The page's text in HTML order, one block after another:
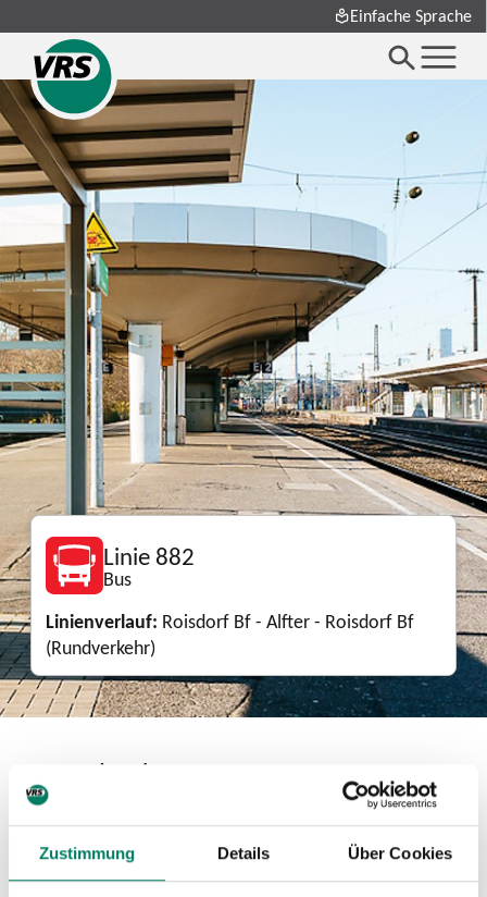
Zustimmung Details Über Cookies
Einfache Sprache
Linie 882
Bus
Linienverlauf: Roisdorf Bf - Alfter - Roisdorf Bf
(Rundverkehr)
Download
PDF2.3 MIB
Linienkarte